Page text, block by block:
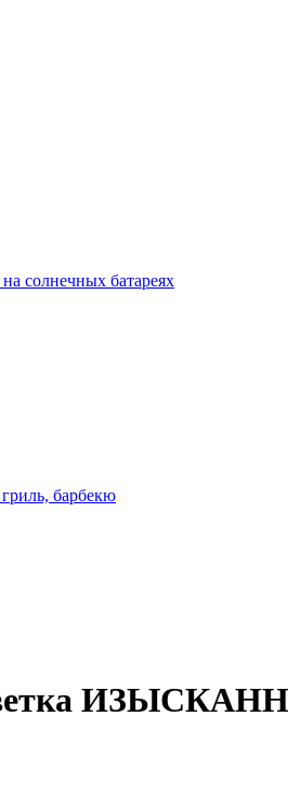
солнечных батареях
барбекю
ветка